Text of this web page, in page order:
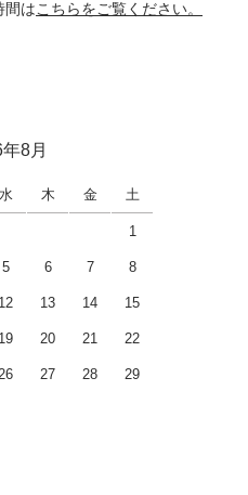
間はこちらをご覧ください。
8月
水 木 金 土
1
5 6 7 8
12 13 14 15
19 20 21 22
26 27 28 29